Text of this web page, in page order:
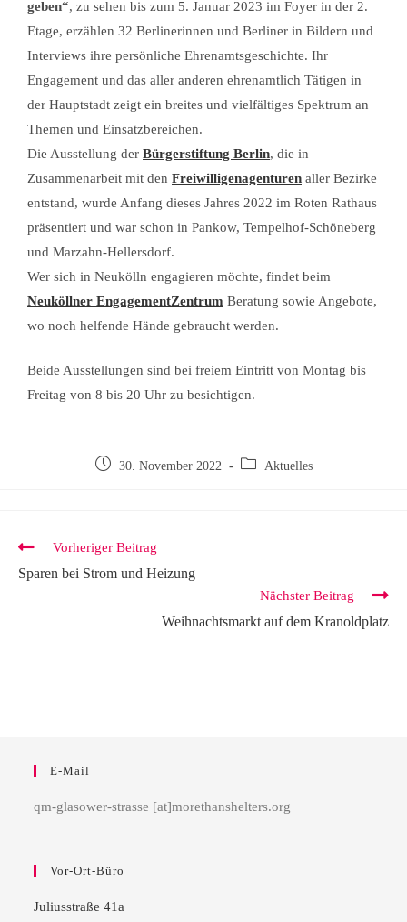
geben“, zu sehen bis zum 5. Januar 2023 im Foyer in der 2.
Etage, erzählen 32 Berlinerinnen und Berliner in Bildern und
Interviews ihre persönliche Ehrenamtsgeschichte. Ihr
Engagement und das aller anderen ehrenamtlich Tätigen in
der Hauptstadt zeigt ein breites und vielfältiges Spektrum an
Themen und Einsatzbereichen.
Die Ausstellung der Bürgerstiftung Berlin, die in
Zusammenarbeit mit den Freiwilligenagenturen aller Bezirke
entstand, wurde Anfang dieses Jahres 2022 im Roten Rathaus
präsentiert und war schon in Pankow, Tempelhof-Schöneberg
und Marzahn-Hellersdorf.
Wer sich in Neukölln engagieren möchte, findet beim
Neuköllner EngagementZentrum Beratung sowie Angebote,
wo noch helfende Hände gebraucht werden.
Beide Ausstellungen sind bei freiem Eintritt von Montag bis
Freitag von 8 bis 20 Uhr zu besichtigen.
30. November 2022 Aktuelles
Vorheriger Beitrag
Sparen bei Strom und Heizung
Nächster Beitrag
Weihnachtsmarkt auf dem Kranoldplatz
E-Mail
qm-glasower-strasse [at]morethanshelters.org
Vor-Ort-Büro
Juliusstraße 41a